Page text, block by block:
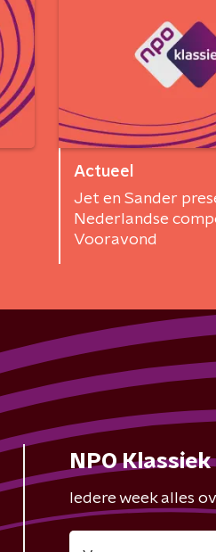
Actueel
Jet en Sander
Nederlandse
Vooravond
NPO
Iedere week alles